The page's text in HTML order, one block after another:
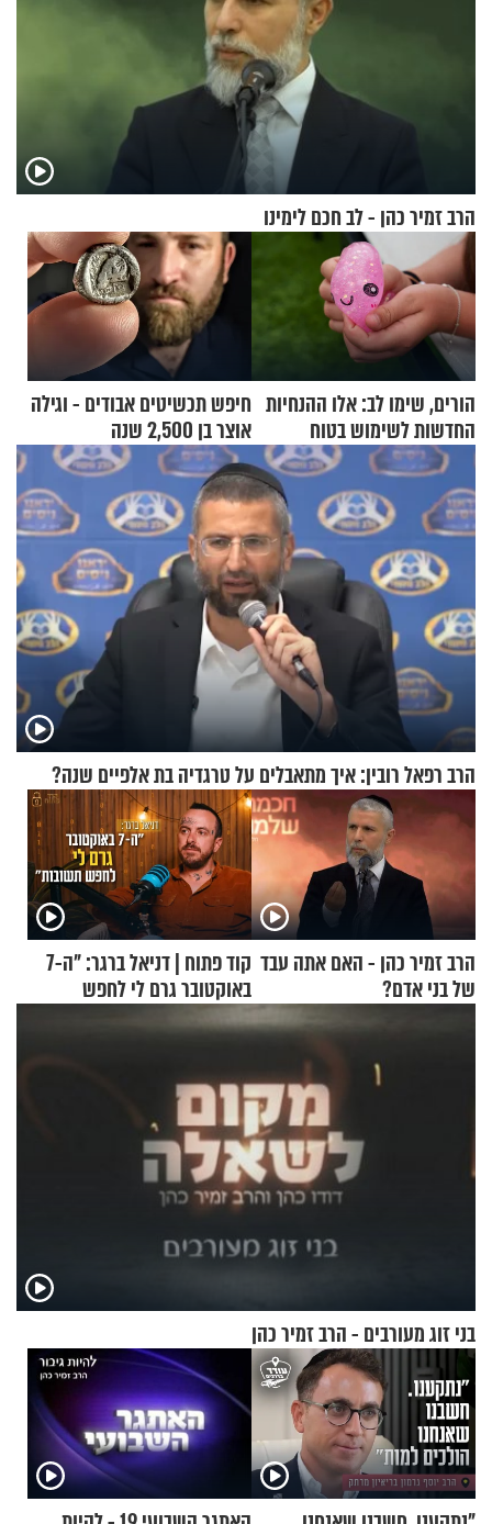
הרב זמיר כהן - לב חכם לימינו
הורים, שימו לב: אלו ההנחיות
החדשות לשימוש בטוח
בסקווישי לאחר מקרי אשפוז
חיפש תכשיטים אבודים - וגילה
אוצר בן 2,500 שנה
הרב רפאל רובין: איך מתאבלים על טרגדיה בת אלפיים שנה?
הרב זמיר כהן - האם אתה עבד
של בני אדם?
קוד פתוח | דניאל ברגר: "ה-7
באוקטובר גרם לי לחפש
תשובות"
בני זוג מעורבים - הרב זמיר כהן